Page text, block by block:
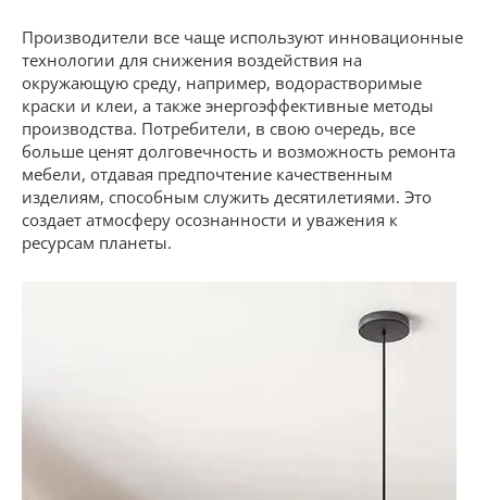
Производители все чаще используют инновационные
технологии для снижения воздействия на
окружающую среду, например, водорастворимые
краски и клеи, а также энергоэффективные методы
производства. Потребители, в свою очередь, все
больше ценят долговечность и возможность ремонта
мебели, отдавая предпочтение качественным
изделиям, способным служить десятилетиями. Это
создает атмосферу осознанности и уважения к
ресурсам планеты.